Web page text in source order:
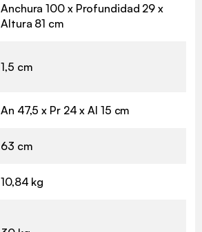
Anchura 100 x Profundidad 29 x
Altura 81 cm
1,5 cm
An 47,5 x Pr 24 x Al 15 cm
63 cm
10,84 kg